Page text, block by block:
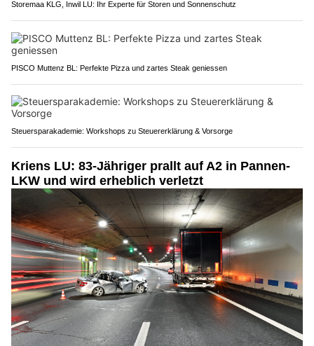
Storemaa KLG, Inwil LU: Ihr Experte für Storen und Sonnenschutz
PISCO Muttenz BL: Perfekte Pizza und zartes Steak geniessen
Steuersparakademie: Workshops zu Steuererklärung & Vorsorge
Kriens LU: 83-Jähriger prallt auf A2 in Pannen-
LKW und wird erheblich verletzt